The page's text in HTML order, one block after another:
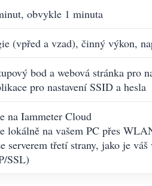
obvykle 1 minuta
(vpřed a vzad), činný výkon,
bod a webová stránka pro
pro nastavení SSID a hesla
na Iammeter Cloud
lokálně na vašem PC přes
serverem třetí strany, jako je
SSL)